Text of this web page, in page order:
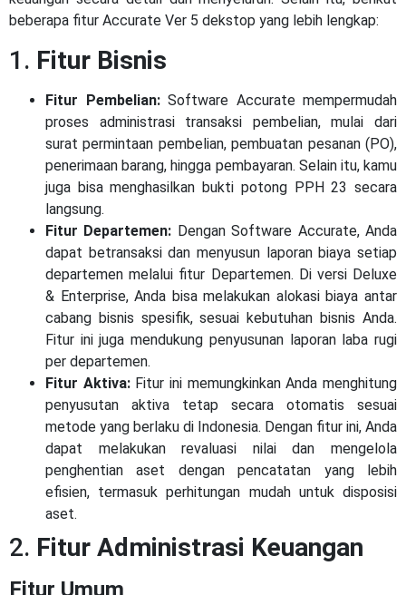
beberapa fitur Accurate Ver 5 dekstop yang lebih lengkap:
1. Fitur Bisnis
Fitur Pembelian:Software Accurate mempermudah
proses administrasi transaksi pembelian, mulai dari
surat permintaan pembelian, pembuatan pesanan (PO),
penerimaan barang, hingga pembayaran. Selain itu, kamu
juga bisa menghasilkan bukti potong PPH 23 secara
langsung.
Fitur Departemen: Dengan Software Accurate, Anda
dapat betransaksi dan menyusun laporan biaya setiap
departemen melalui fitur Departemen. Di versi Deluxe
& Enterprise, Anda bisa melakukan alokasi biaya antar
cabang bisnis spesifik, sesuai kebutuhan bisnis Anda.
Fitur ini juga mendukung penyusunan laporan laba rugi
per departemen.
Fitur Aktiva:Fitur ini memungkinkan Anda menghitung
penyusutan aktiva tetap secara otomatis sesuai
metode yang berlaku di Indonesia. Dengan fitur ini, Anda
dapat melakukan revaluasi nilai dan mengelola
penghentian aset dengan pencatatan yang lebih
efisien, termasuk perhitungan mudah untuk disposisi
aset.
2. Fitur Administrasi Keuangan
Fitur Umum